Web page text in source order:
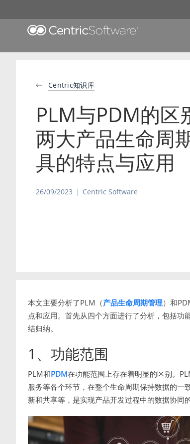
Centric知识库
PLM与PDM的区
两大产品生命周
具的特点与应用
26/09/2023 Centric Software
本文主要分析了PLM（产品生命周期管理）和
点和应用。首先从四个方面进行了分析，包括
结归纳。
1、功能范围
PLM和PDM在功能范围上存在着明显的区别。
服务等各个环节，在整个生命周期保持数据的一
新和共享等，是实现产品开发过程中的数据协同